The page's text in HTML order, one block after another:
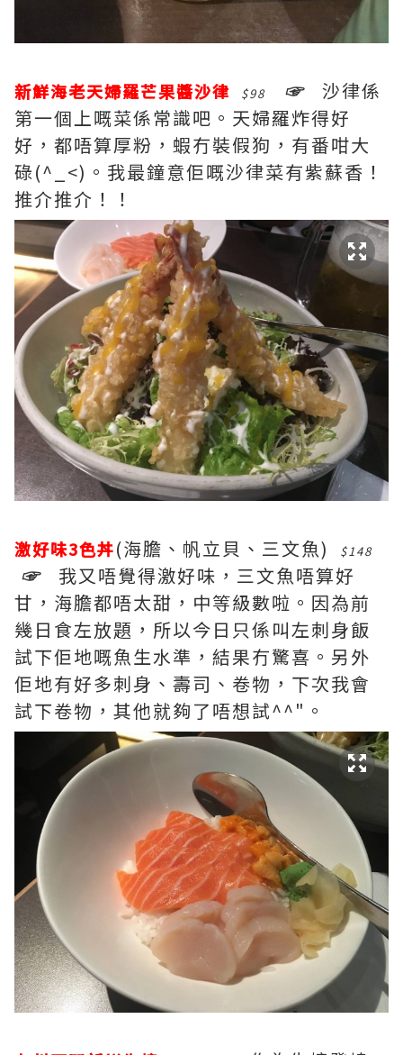
新鮮海老天婦羅芒果醬沙律 $98 ☞
沙律係
第一個上嘅菜係常識吧。天婦羅炸得好
好，都唔算厚粉，蝦冇裝假狗，有番咁大
碌(^_<)。我最鐘意佢嘅沙律菜有紫蘇香！
推介推介！！
激好味3色丼(海膽、帆立貝、三文魚) $148
☞
我又唔覺得激好味，三文魚唔算好
甘，海膽都唔太甜，中等級數啦。因為前
幾日食左放題，所以今日只係叫左刺身飯
試下佢地嘅魚生水準，結果冇驚喜。另外
佢地有好多刺身、壽司、卷物，下次我會
試下卷物，其他就夠了唔想試^^"。